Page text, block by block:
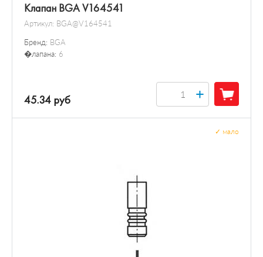
Клапан BGA V164541
Артикул: BGA@V164541
Бренд: BGA
�лапана: 6
45.34 руб +
мало